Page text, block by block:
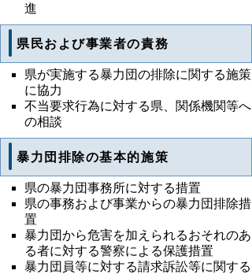
進
県民および事業者の責務
県が実施する暴力団の排除に関する施策
に協力
不当要求行為に対する県、関係機関等へ
の相談
暴力団排除の基本的施策
県の暴力団事務所に対する措置
県の事務および事業からの暴力団排除措
置
暴力団から危害を加えられるおそれのあ
る者に対する警察による保護措置
暴力団員等に対する請求訴訟等に関する